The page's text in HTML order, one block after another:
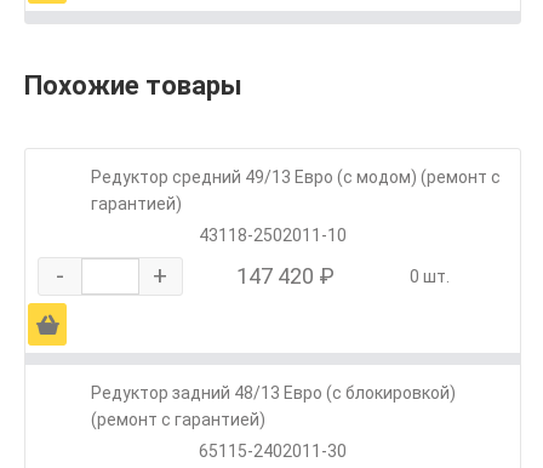
Похожие товары
Редуктор средний 49/13 Евро (с модом) (ремонт с
гарантией)
43118-2502011-10
- + 147 420 ₽ 0 шт.
Ä
Редуктор задний 48/13 Евро (с блокировкой)
(ремонт с гарантией)
65115-2402011-30